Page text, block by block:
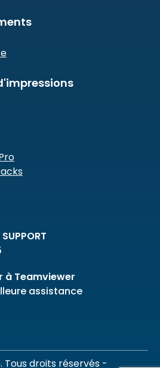
à Teamviewer
assistance
Tous droits réservés -